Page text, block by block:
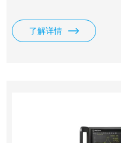
量，支持端口阻抗转换、端
测试功能，支持夹具仿真和
了解详情